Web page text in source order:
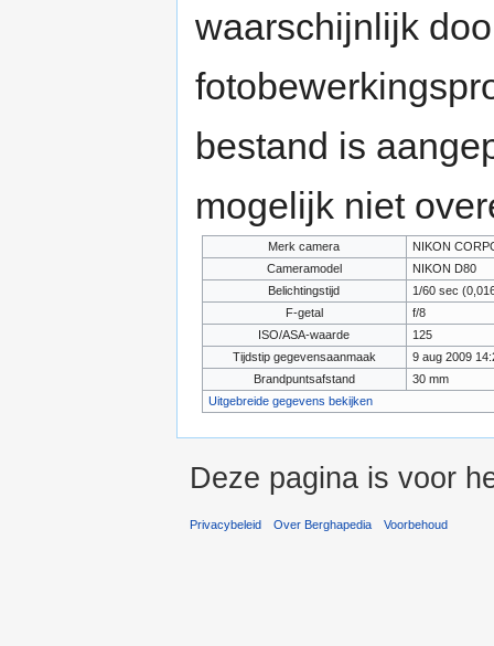
waarschijnlijk
bestand is
mogelijk niet
Merk camera
NIKON
Cameramodel
NIKON D80
Belichtingstijd
1/60 sec
F-getal
f/8
ISO/ASA-waarde
125
Tijdstip gegevensaanmaak
9 aug 2009
Brandpuntsafstand
30 mm
Uitgebreide gegevens bekijken
Deze pagina is voor
Privacybeleid Over Berghapedia Voorbehoud